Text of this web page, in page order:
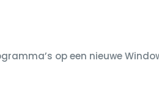
op een nieuwe